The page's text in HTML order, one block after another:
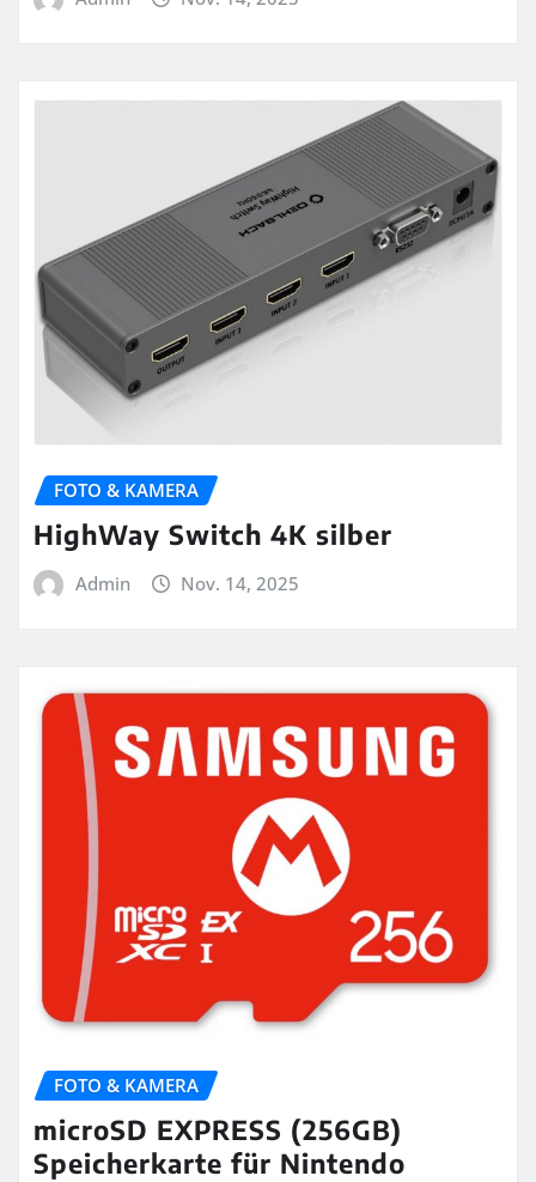
FOTO & KAMERA
HighWay Switch 4K silber
Admin Nov. 14, 2025
FOTO & KAMERA
microSD EXPRESS (256GB)
Speicherkarte für Nintendo